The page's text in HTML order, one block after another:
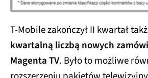
T-Mobile zakończył II kwartał
kwartalną liczbą nowych
Magenta TV. Było to możliwe